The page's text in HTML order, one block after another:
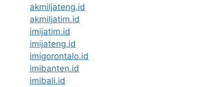
akmiljateng.id
akmiljatim.id
imijatim.id
imijateng.id
imigorontalo.id
imibanten.id
imibali.id